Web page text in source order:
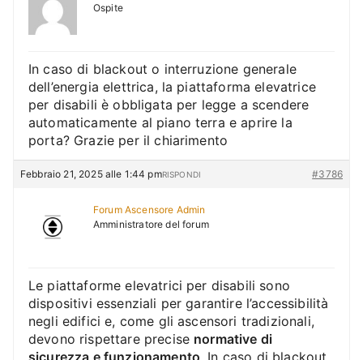
Ospite
In caso di blackout o interruzione generale
dell’energia elettrica, la piattaforma elevatrice
per disabili è obbligata per legge a scendere
automaticamente al piano terra e aprire la
porta? Grazie per il chiarimento
Febbraio 21, 2025 alle 1:44 pm #3786
RISPONDI
Forum Ascensore Admin
Amministratore del forum
Le piattaforme elevatrici per disabili sono
dispositivi essenziali per garantire l’accessibilità
negli edifici e, come gli ascensori tradizionali,
devono rispettare precise normative di
sicurezza e funzionamento . In caso di blackout